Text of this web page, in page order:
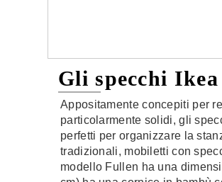
Gli specchi
Appositamente concepiti per
particolarmente solidi, gli
perfetti per organizzare la
tradizionali, mobiletti con
modello Fullen ha una